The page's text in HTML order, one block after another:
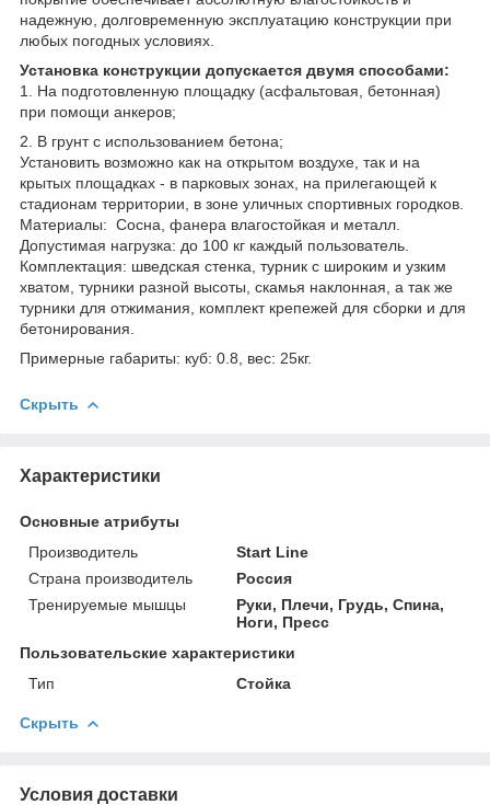
надежную, долговременную эксплуатацию конструкции при
любых погодных условиях.
Установка конструкции допускается двумя способами:
1. На подготовленную площадку (асфальтовая, бетонная)
при помощи анкеров;
2. В грунт с использованием бетона;
Установить возможно как на открытом воздухе, так и на
крытых площадках - в парковых зонах, на прилегающей к
стадионам территории, в зоне уличных спортивных городков.
Материалы: Сосна, фанера влагостойкая и металл.
Допустимая нагрузка: до 100 кг каждый пользователь.
Комплектация: шведская стенка, турник с широким и узким
хватом, турники разной высоты, скамья наклонная, а так же
турники для отжимания, комплект крепежей для сборки и для
бетонирования.
Примерные габариты: куб: 0.8, вес: 25кг.
Скрыть
Характеристики
Основные атрибуты
Производитель
Start Line
Страна производитель
Россия
Тренируемые мышцы
Руки, Плечи, Грудь, Спина,
Ноги, Пресс
Пользовательские характеристики
Тип
Стойка
Скрыть
Условия доставки